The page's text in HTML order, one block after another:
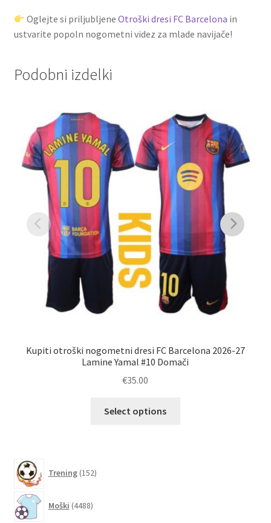
Oglejte si priljubljene Otroški dresi FC Barcelona in
ustvarite popoln nogometni videz za mlade navijače!
Podobni izdelki
Kupiti otroški nogometni dresi FC Barcelona 2026-27
Lamine Yamal #10 Domači
€35.00
Select options
Trening 152izdelkov
Moški 4488izdelkov